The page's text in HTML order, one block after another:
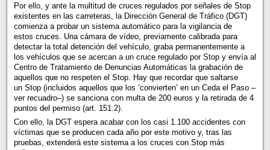
Por ello, y ante la multitud de cruces regulados por señales de Stop
existentes en las carreteras, la Dirección General de Tráfico (DGT)
comienza a probar un sistema automático para la vigilancia de
estos cruces. Una cámara de vídeo, previamente calibrada para
detectar la total detención del vehículo, graba permanentemente a
los vehículos que se acercan a un cruce regulado por Stop y envía al
Centro de Tratamiento de Denuncias Automáticas la grabación de
aquellos que no respeten el Stop. Hay que recordar que saltarse
un Stop (incluidos aquellos que los ‘convierten’ en un Ceda el Paso –
ver recuadro–) se sanciona con multa de 200 euros y la retirada de 4
puntos del permiso (art. 151.2).
Con ello, la DGT espera acabar con los casi 1.100 accidentes con
víctimas que se producen cada año por este motivo y, tras las
pruebas, extenderá este sistema a los cruces con Stop más